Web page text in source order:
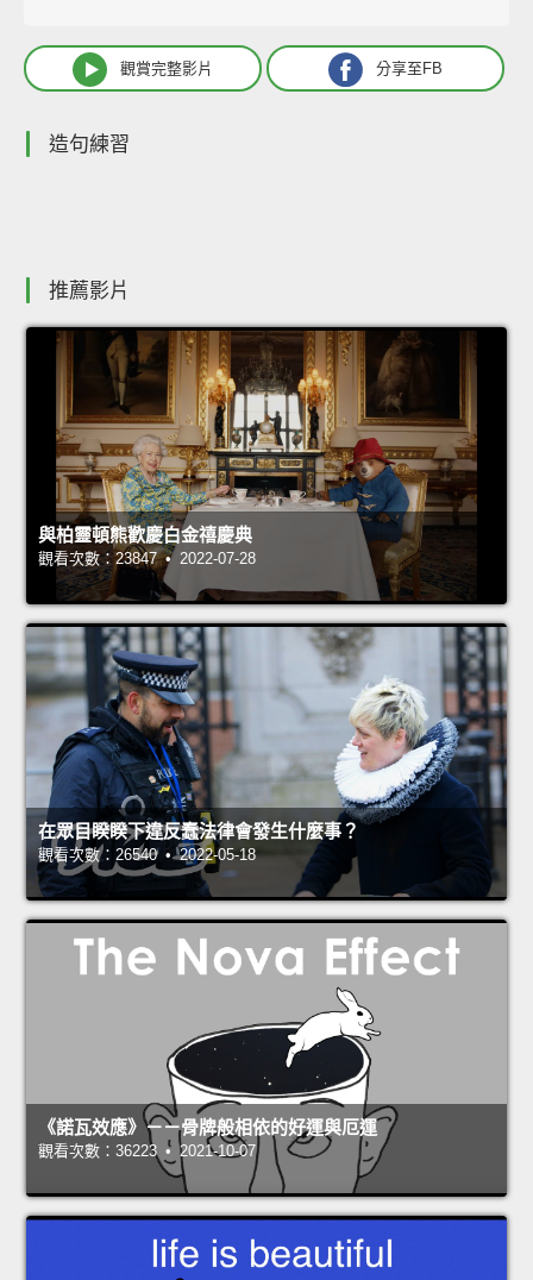
觀賞完整影片 分享至FB
造句練習
推薦影片
與柏靈頓熊歡慶白金禧慶典
觀看次數：23847 • 2022-07-28
在眾目睽睽下違反蠢法律會發生什麼事？
觀看次數：26540 • 2022-05-18
《諾瓦效應》－－骨牌般相依的好運與厄運
觀看次數：36223 • 2021-10-07